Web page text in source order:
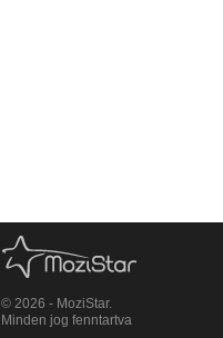
© 2026 - MoziStar.
Minden jog fenntartva